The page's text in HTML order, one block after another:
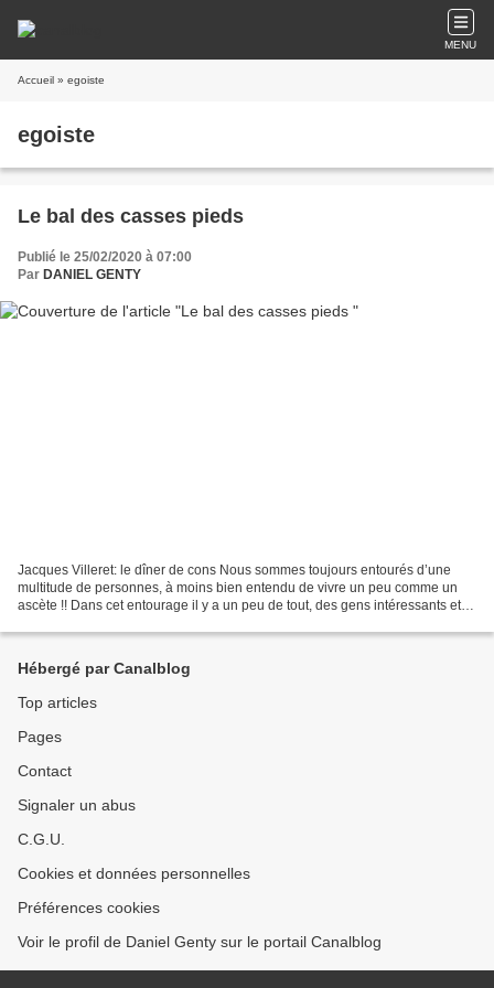
MENU
Accueil » egoiste
egoiste
Le bal des casses pieds
Publié le 25/02/2020 à 07:00
Par DANIEL GENTY
Jacques Villeret: le dîner de cons Nous sommes toujours entourés d’une
multitude de personnes, à moins bien entendu de vivre un peu comme un
ascète !! Dans cet entourage il y a un peu de tout, des gens intéressants et
Hébergé par Canalblog
Top articles
Pages
Contact
Signaler un abus
C.G.U.
Cookies et données personnelles
Préférences cookies
Voir le profil de Daniel Genty sur le portail Canalblog